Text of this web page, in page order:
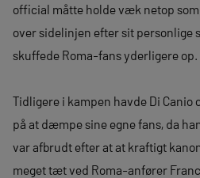
official måtte holde væk netop
over sidelinjen efter sit personlige
skuffede Roma-fans yderligere op.
Tidligere i kampen havde Di Canio
på at dæmpe sine egne fans, da
var afbrudt efter at at kraftigt
meget tæt ved Roma-anfører